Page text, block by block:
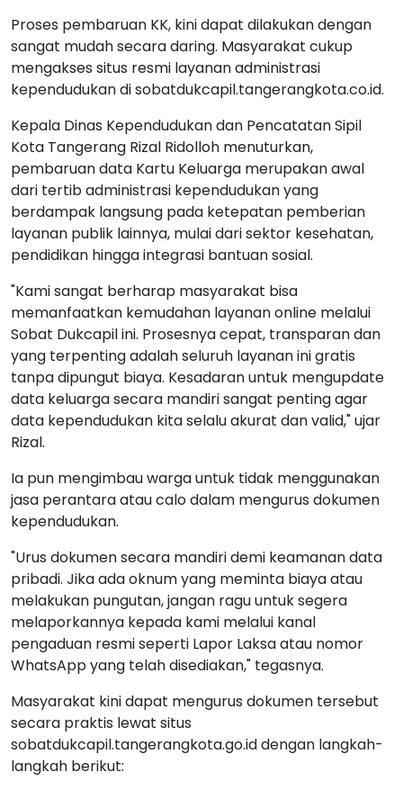
Proses pembaruan KK, kini dapat dilakukan dengan
sangat mudah secara daring. Masyarakat cukup
mengakses situs resmi layanan administrasi
kependudukan di sobatdukcapil.tangerangkota.co.id.
Kepala Dinas Kependudukan dan Pencatatan Sipil
Kota Tangerang Rizal Ridolloh menuturkan,
pembaruan data Kartu Keluarga merupakan awal
dari tertib administrasi kependudukan yang
berdampak langsung pada ketepatan pemberian
layanan publik lainnya, mulai dari sektor kesehatan,
pendidikan hingga integrasi bantuan sosial.
"Kami sangat berharap masyarakat bisa
memanfaatkan kemudahan layanan online melalui
Sobat Dukcapil ini. Prosesnya cepat, transparan dan
yang terpenting adalah seluruh layanan ini gratis
tanpa dipungut biaya. Kesadaran untuk mengupdate
data keluarga secara mandiri sangat penting agar
data kependudukan kita selalu akurat dan valid," ujar
Rizal.
Ia pun mengimbau warga untuk tidak menggunakan
jasa perantara atau calo dalam mengurus dokumen
kependudukan.
"Urus dokumen secara mandiri demi keamanan data
pribadi. Jika ada oknum yang meminta biaya atau
melakukan pungutan, jangan ragu untuk segera
melaporkannya kepada kami melalui kanal
pengaduan resmi seperti Lapor Laksa atau nomor
WhatsApp yang telah disediakan," tegasnya.
Masyarakat kini dapat mengurus dokumen tersebut
secara praktis lewat situs
sobatdukcapil.tangerangkota.go.id dengan langkah-
langkah berikut: